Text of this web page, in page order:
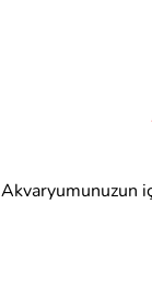
Akvaryumunuzun